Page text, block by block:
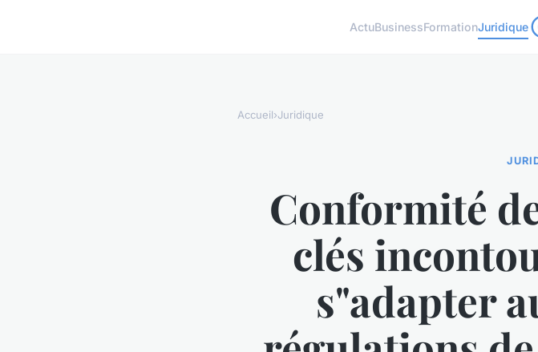
ActuBusinessFormationJuridique
Accueil›Juridique
Conformité
clés
s"adapter